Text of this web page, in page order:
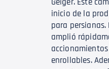
inicio de la
para
amplió
enrollables.